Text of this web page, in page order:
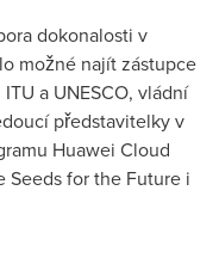
dokonalosti v
možné najít zástupce
a UNESCO, vládní
představitelky v
Huawei Cloud
Seeds for the Future i